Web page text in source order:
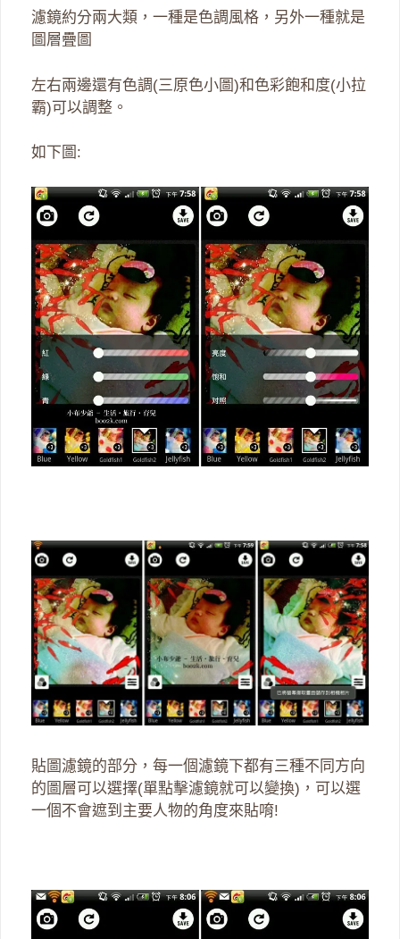
濾鏡約分兩大類，一種是色調風格，另外一種就是
圖層疊圖
左右兩邊還有色調(三原色小圖)和色彩飽和度(小拉
霸)可以調整。
如下圖:
貼圖濾鏡的部分，每一個濾鏡下都有三種不同方向
的圖層可以選擇(單點擊濾鏡就可以變換)，可以選
一個不會遮到主要人物的角度來貼唷!